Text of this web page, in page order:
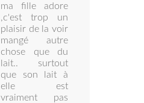
ma fille adore
,c'est trop un
plaisir de la voir
mangé autre
chose que du
lait.. surtout
que son lait à
elle est
vraiment pas